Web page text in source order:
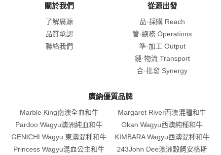
關於我們
了解廣源
品質承認
聯絡我們
從源出發
品·採購 Reach
管·總務 Operations
準·加工 Output
鏈·物流 Transport
合·批發 Synergy
廣納優質品牌
Marble King南澳全血和牛
Margaret River西澳混種和牛
Pardoo Wagyu澳洲純血和牛
Okan Wagyu西澳純種和牛
GENICHI Wagyu 東澳混種和牛
KIMBARA Wagyu西澳混種和牛
Princess Wagyu混血公主和牛
243John Dee澳洲穀飼安格斯